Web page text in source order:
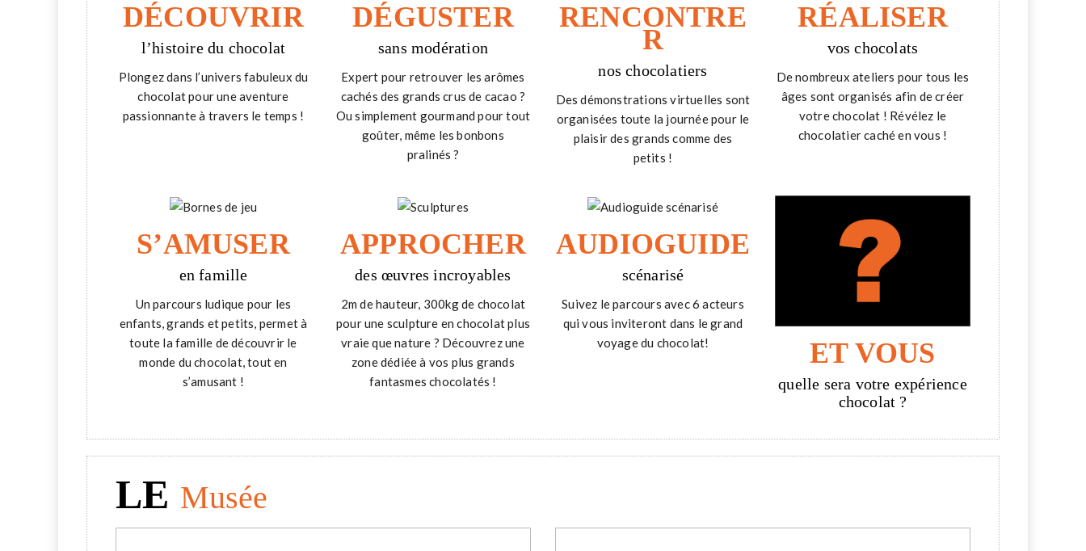
DÉCOUVRIR
l’histoire du chocolat
Plongez dans l’univers fabuleux du
chocolat pour une aventure
passionnante à travers le temps !
DÉGUSTER
sans modération
Expert pour retrouver les arômes
cachés des grands crus de cacao ?
Ou simplement gourmand pour tout
goûter, même les bonbons
pralinés ?
RENCONTRE
R
nos chocolatiers
Des démonstrations virtuelles sont
organisées toute la journée pour le
plaisir des grands comme des
petits !
RÉALISER
vos chocolats
De nombreux ateliers pour tous les
âges sont organisés afin de créer
votre chocolat ! Révélez le
chocolatier caché en vous !
S’AMUSER
en famille
Un parcours ludique pour les
enfants, grands et petits, permet à
toute la famille de découvrir le
monde du chocolat, tout en
s’amusant !
APPROCHER
des œuvres incroyables
2m de hauteur, 300kg de chocolat
pour une sculpture en chocolat plus
vraie que nature ? Découvrez une
zone dédiée à vos plus grands
fantasmes chocolatés !
AUDIOGUIDE
scénarisé
Suivez le parcours avec 6 acteurs
qui vous inviteront dans le grand
voyage du chocolat!
ET VOUS
quelle sera votre expérience
chocolat ?
LE Musée